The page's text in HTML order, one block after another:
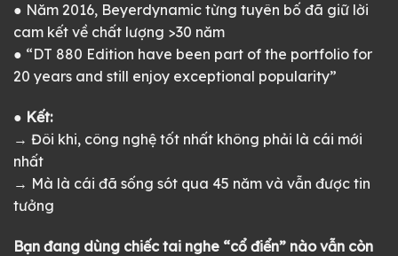
● Năm 2016, Beyerdynamic từng tuyên bố đã giữ lời
cam kết về chất lượng >30 năm
● “DT 880 Edition have been part of the portfolio for
20 years and still enjoy exceptional popularity”
● Kết:
→ Đôi khi, công nghệ tốt nhất không phải là cái mới
nhất
→ Mà là cái đã sống sót qua 45 năm và vẫn được tin
tưởng
Bạn đang dùng chiếc tai nghe “cổ điển” nào vẫn còn